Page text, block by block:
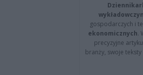
gospodarczych i
ekonomicznych.
precyzyjne
branży, swoje